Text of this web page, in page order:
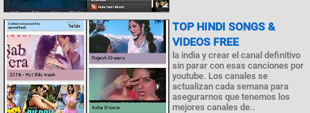
TOP HINDI SONGS &
VIDEOS FREE
la india y crear el canal definitivo
sin parar con esas canciones por
youtube. Los canales se
actualizan cada semana para
asegurarnos que tenemos los
mejores canales de..